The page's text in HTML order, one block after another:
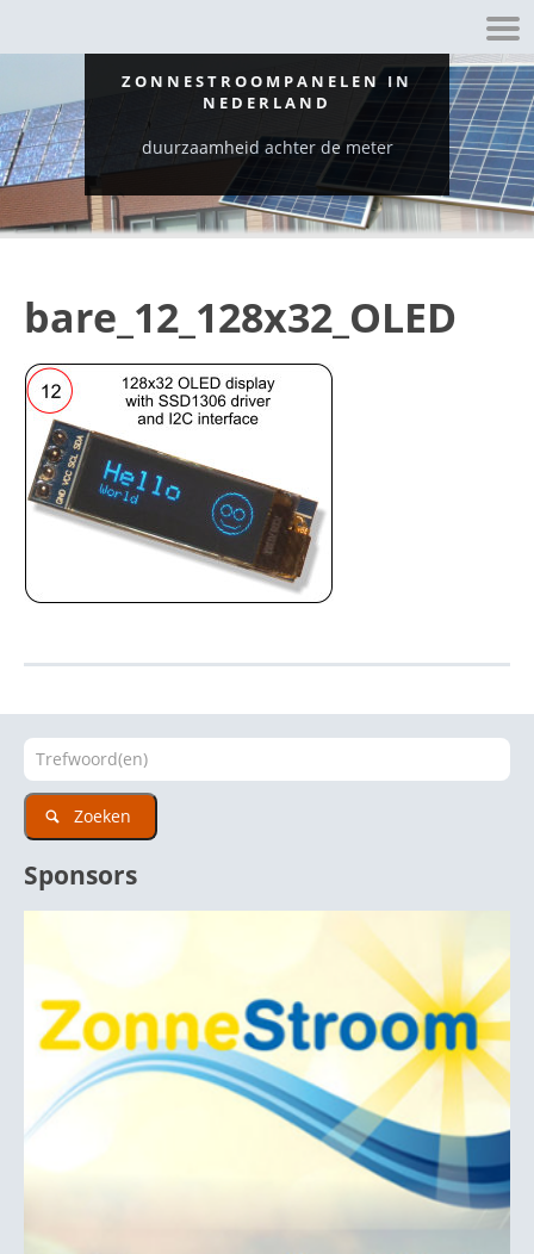
ZONNESTROOMPANELEN IN
NEDERLAND
duurzaamheid achter de meter
bare_12_128x32_OLED
Zoeken
Sponsors